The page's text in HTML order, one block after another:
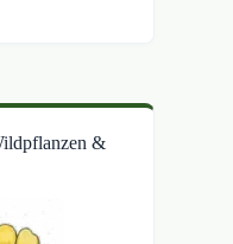
&